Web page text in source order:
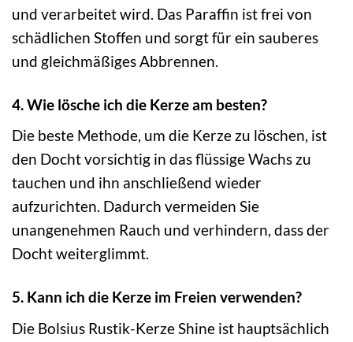
und verarbeitet wird. Das Paraffin ist frei von
schädlichen Stoffen und sorgt für ein sauberes
und gleichmäßiges Abbrennen.
4. Wie lösche ich die Kerze am besten?
Die beste Methode, um die Kerze zu löschen, ist
den Docht vorsichtig in das flüssige Wachs zu
tauchen und ihn anschließend wieder
aufzurichten. Dadurch vermeiden Sie
unangenehmen Rauch und verhindern, dass der
Docht weiterglimmt.
5. Kann ich die Kerze im Freien verwenden?
Die Bolsius Rustik-Kerze Shine ist hauptsächlich